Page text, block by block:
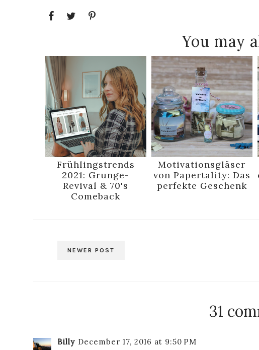
You may
Frühlingstrends
2021: Grunge-
Revival & 70's
Comeback
Motivationsgläser
von Papertality: Das
perfekte Geschenk
NEWER POST
31
Billy December 17, 2016 at 9:50 PM